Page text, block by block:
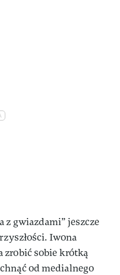
z gwiazdami” jeszcze
Iwona
zrobić sobie krótką
od medialnego